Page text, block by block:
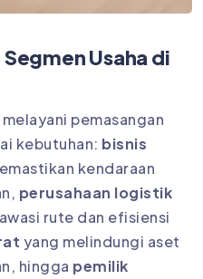
Usaha di
pemasangan
kebutuhan: bisnis
kendaraan
perusahaan logistik
rute dan efisiensi
yang melindungi aset
hingga pemilik